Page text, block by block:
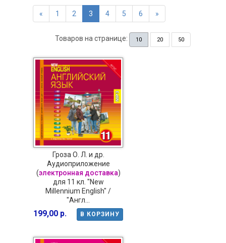
« 1 2 3 4 5 6 »
Товаров на странице: 10 20 50
Гроза О. Л. и др.
Аудиоприложение
(электронная доставка)
для 11 кл. "New
Millennium English" /
"Англ...
В КОРЗИНУ
199,00 р.